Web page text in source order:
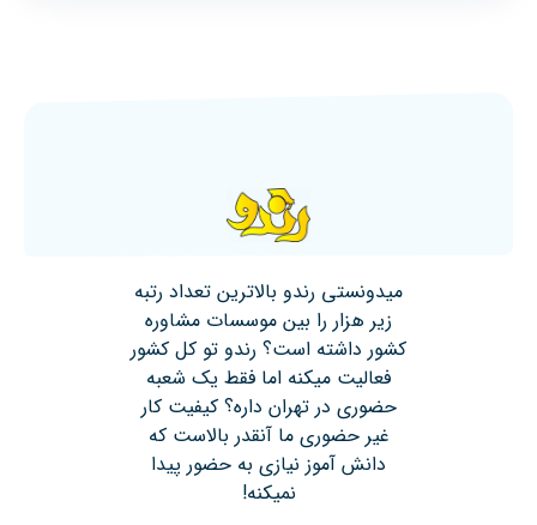
میدونستی رندو بالاترین تعداد رتبه
زیر هزار را بین موسسات مشاوره
کشور داشته است؟ رندو تو کل کشور
فعالیت میکنه اما فقط یک شعبه
حضوری در تهران داره؟ کیفیت کار
غیر حضوری ما آنقدر بالاست که
دانش آموز نیازی به حضور پیدا
نمیکنه!